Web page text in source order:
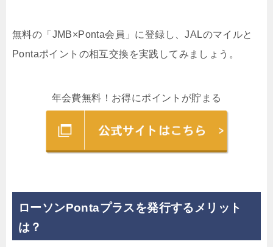
無料の「JMB×Ponta会員」に登録し、JALのマイルと
Pontaポイントの相互交換を実践してみましょう。
年会費無料！お得にポイントが貯まる
ローソンPontaプラスを発行するメリット
は？